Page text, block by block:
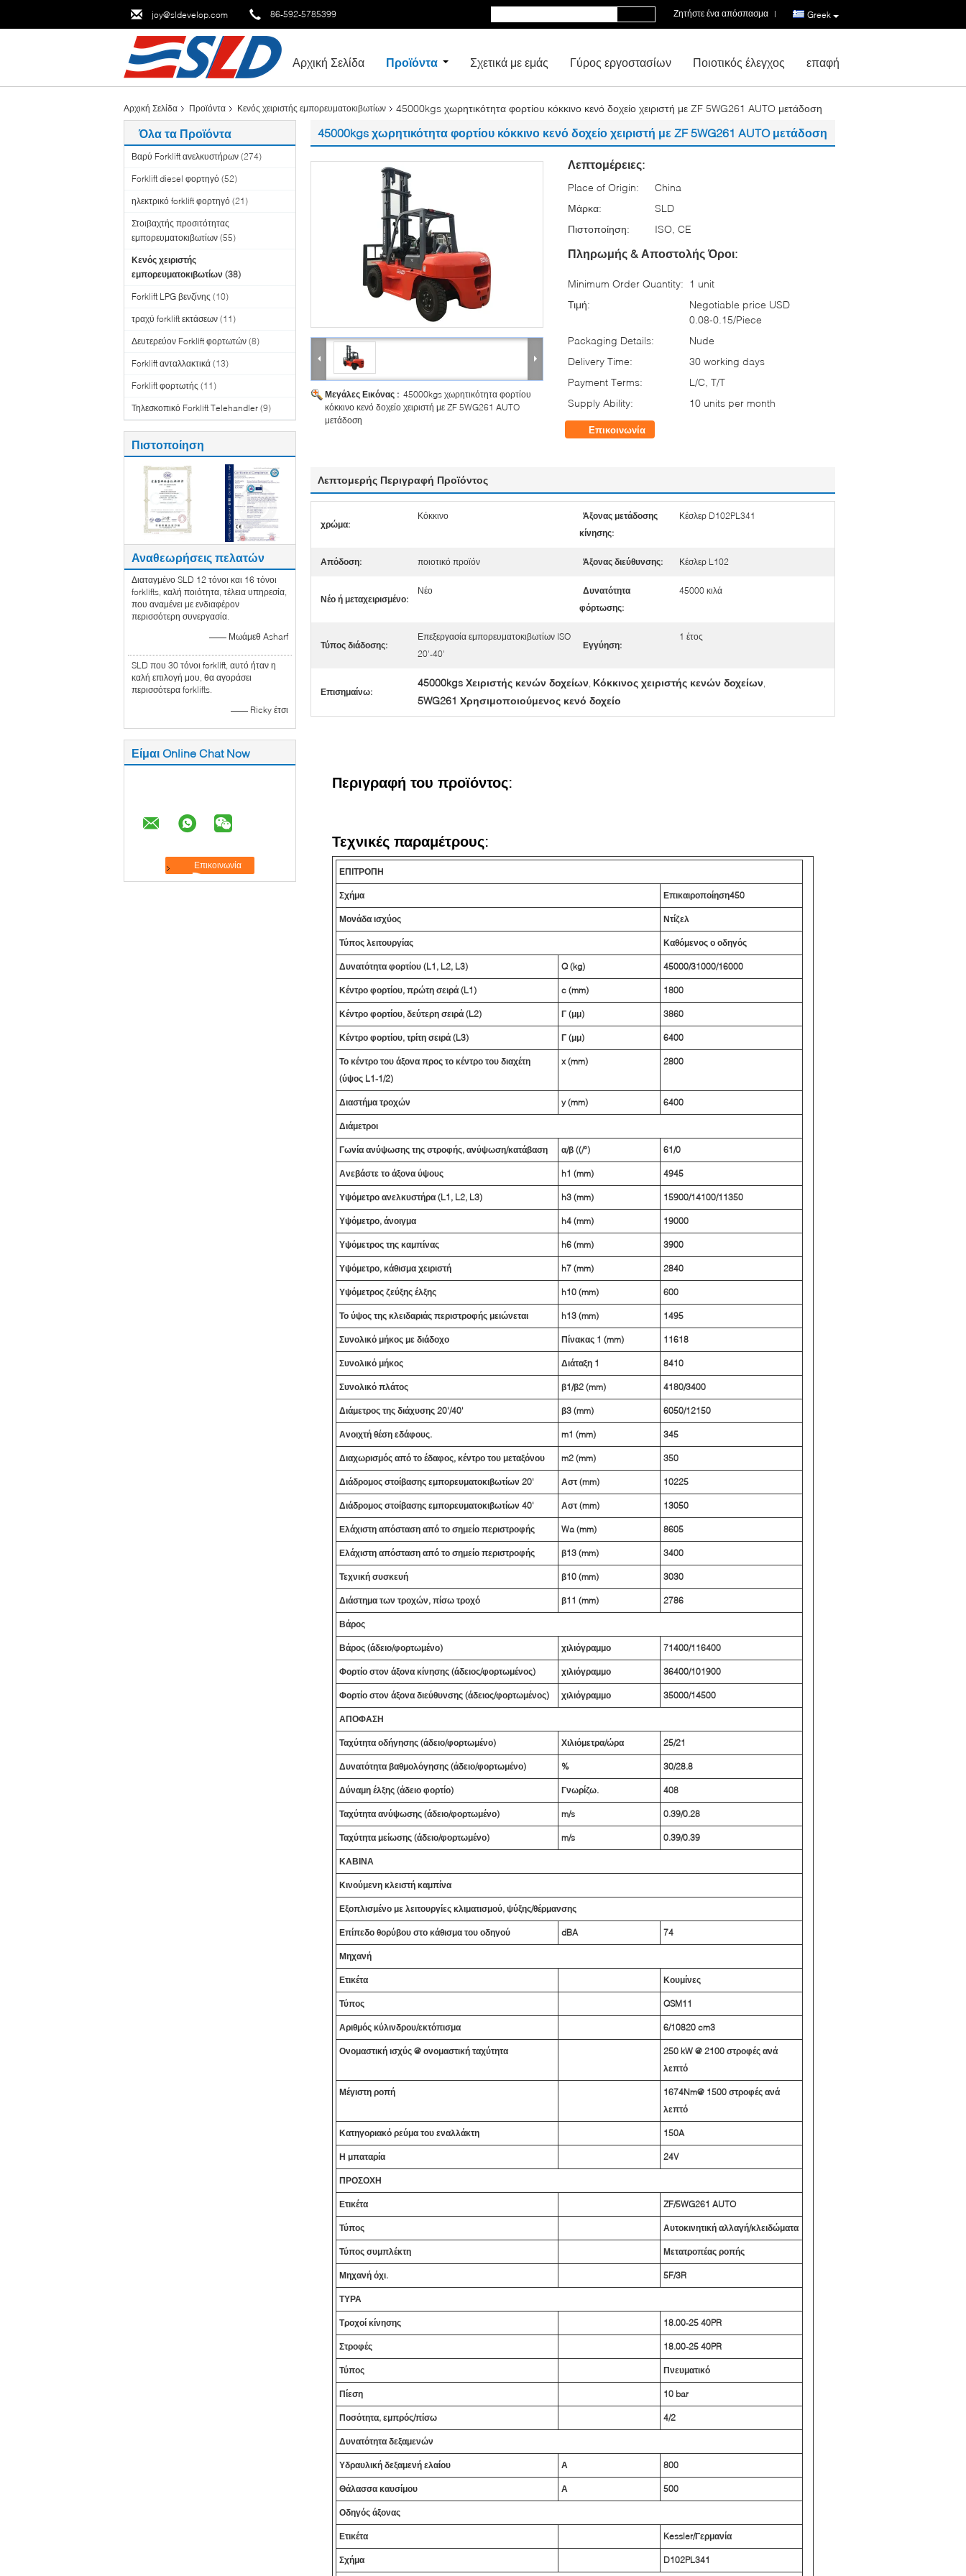
joy@sldevelop.com 86-592-5785399 Greek
Ζητήστε ένα απόσπασμα |
Αρχική Σελίδα Προϊόντα Σχετικά με εμάς Γύρος εργοστασίων Ποιοτικός έλεγχος επαφή
Αρχική Σελίδα Προϊόντα Κενός χειριστής εμπορευματοκιβωτίων 45000kgs χωρητικότητα φορτίου κόκκινο κενό δοχείο χειριστή με ZF 5WG261 AUTO μετάδοση
Όλα τα Προϊόντα
Βαρύ Forklift ανελκυστήρων (274)
Forklift diesel φορτηγό (52)
ηλεκτρικό forklift φορτηγό (21)
Στοιβαχτής προσιτότητας
εμπορευματοκιβωτίων (55)
Κενός χειριστής
εμπορευματοκιβωτίων (38)
Forklift LPG βενζίνης (10)
τραχύ forklift εκτάσεων (11)
Δευτερεύον Forklift φορτωτών (8)
Forklift ανταλλακτικά (13)
Forklift φορτωτής (11)
Τηλεσκοπικό Forklift Telehandler (9)
Πιστοποίηση
Αναθεωρήσεις πελατών
Διαταγμένο SLD 12 τόνοι και 16 τόνοι
forklifts, καλή ποιότητα, τέλεια υπηρεσία,
που αναμένει με ενδιαφέρον
περισσότερη συνεργασία.
—— Μωάμεθ Asharf
SLD που 30 τόνοι forklift, αυτό ήταν η
καλή επιλογή μου, θα αγοράσει
περισσότερα forklifts.
—— Ricky έτσι
Είμαι Online Chat Now
45000kgs χωρητικότητα φορτίου κόκκινο κενό δοχείο χειριστή με ZF 5WG261 AUTO μετάδοση
Μεγάλες Εικόνας : 45000kgs χωρητικότητα φορτίου
κόκκινο κενό δοχείο χειριστή με ZF 5WG261 AUTO
μετάδοση
Λεπτομέρειες:
Place of Origin:
China
Μάρκα:
SLD
Πιστοποίηση:
ISO, CE
Πληρωμής & Αποστολής Όροι:
Minimum Order Quantity: 1 unit
Τιμή:
Negotiable price USD
0.08-0.15/Piece
Packaging Details:
Nude
Delivery Time:
30 working days
Payment Terms:
L/C, T/T
Supply Ability:
10 units per month
Επικοινωνία
Λεπτομερής Περιγραφή Προϊόντος
χρώμα:
Κόκκινο
Άξονας μετάδοσης
κίνησης:
Κέσλερ D102PL341
Απόδοση: ποιοτικό προϊόν Άξονας διεύθυνσης: Κέσλερ L102
Νέο ή μεταχειρισμένο:
Νέο
Δυνατότητα
φόρτωσης:
45000 κιλά
Τύπος διάδοσης:
Επεξεργασία εμπορευματοκιβωτίων ISO
20'-40'
Εγγύηση:
1 έτος
Επισημαίνω:
45000kgs Χειριστής κενών δοχείων, Κόκκινος χειριστής κενών δοχείων,
5WG261 Χρησιμοποιούμενος κενό δοχείο
Περιγραφή του προϊόντος:
Τεχνικές παραμέτρους:
ΕΠΙΤΡΟΠΗ
Σχήμα Επικαιροποίηση450
Μονάδα ισχύος Ντίζελ
Τύπος λειτουργίας Καθόμενος ο οδηγός
Δυνατότητα φορτίου (L1, L2, L3) Q (kg) 45000/31000/16000
Κέντρο φορτίου, πρώτη σειρά (L1) c (mm) 1800
Κέντρο φορτίου, δεύτερη σειρά (L2) Γ (μμ) 3860
Κέντρο φορτίου, τρίτη σειρά (L3) Γ (μμ) 6400
Το κέντρο του άξονα προς το κέντρο του διαχέτη
(ύψος L1-1/2)
x (mm) 2800
Διαστήμα τροχών y (mm) 6400
Διάμετροι
Γωνία ανύψωσης της στροφής, ανύψωση/κατάβαση α/β ((/°) 61/0
Ανεβάστε το άξονα ύψους h1 (mm) 4945
Υψόμετρο ανελκυστήρα (L1, L2, L3) h3 (mm) 15900/14100/11350
Υψόμετρο, άνοιγμα h4 (mm) 19000
Υψόμετρος της καμπίνας h6 (mm) 3900
Υψόμετρο, κάθισμα χειριστή h7 (mm) 2840
Υψόμετρος ζεύξης έλξης h10 (mm) 600
Το ύψος της κλειδαριάς περιστροφής μειώνεται h13 (mm) 1495
Συνολικό μήκος με διάδοχο Πίνακας 1 (mm) 11618
Συνολικό μήκος Διάταξη 1 8410
Συνολικό πλάτος β1/β2 (mm) 4180/3400
Διάμετρος της διάχυσης 20'/40' β3 (mm) 6050/12150
Ανοιχτή θέση εδάφους. m1 (mm) 345
Διαχωρισμός από το έδαφος, κέντρο του μεταξόνου m2 (mm) 350
Διάδρομος στοίβασης εμπορευματοκιβωτίων 20' Αστ (mm) 10225
Διάδρομος στοίβασης εμπορευματοκιβωτίων 40' Αστ (mm) 13050
Ελάχιστη απόσταση από το σημείο περιστροφής Wa (mm) 8605
Ελάχιστη απόσταση από το σημείο περιστροφής β13 (mm) 3400
Τεχνική συσκευή β10 (mm) 3030
Διάστημα των τροχών, πίσω τροχό β11 (mm) 2786
Βάρος
Βάρος (άδειο/φορτωμένο) χιλιόγραμμο 71400/116400
Φορτίο στον άξονα κίνησης (άδειος/φορτωμένος) χιλιόγραμμο 36400/101900
Φορτίο στον άξονα διεύθυνσης (άδειος/φορτωμένος) χιλιόγραμμο 35000/14500
ΑΠΟΦΑΣΗ
Ταχύτητα οδήγησης (άδειο/φορτωμένο) Χιλιόμετρα/ώρα 25/21
Δυνατότητα βαθμολόγησης (άδειο/φορτωμένο) % 30/28.8
Δύναμη έλξης (άδειο φορτίο) Γνωρίζω. 408
Ταχύτητα ανύψωσης (άδειο/φορτωμένο) m/s 0.39/0.28
Ταχύτητα μείωσης (άδειο/φορτωμένο) m/s 0.39/0.39
ΚΑΒΙΝΑ
Κινούμενη κλειστή καμπίνα
Εξοπλισμένο με λειτουργίες κλιματισμού, ψύξης/θέρμανσης
Επίπεδο θορύβου στο κάθισμα του οδηγού dBA 74
Μηχανή
Ετικέτα Κουμίνες
Τύπος QSM11
Αριθμός κύλινδρου/εκτόπισμα 6/10820 cm3
Ονομαστική ισχύς @ ονομαστική ταχύτητα
250 kW @ 2100 στροφές ανά
λεπτό
Μέγιστη ροπή
1674Nm@ 1500 στροφές ανά
λεπτό
Κατηγοριακό ρεύμα του εναλλάκτη 150A
Η μπαταρία 24V
ΠΡΟΣΟΧΗ
Ετικέτα ZF/5WG261 AUTO
Τύπος Αυτοκινητική αλλαγή/κλειδώματα
Τύπος συμπλέκτη Μετατροπέας ροπής
Μηχανή όχι. 5F/3R
ΤΥΡΑ
Τροχοί κίνησης 18.00-25 40PR
Στροφές 18.00-25 40PR
Τύπος Πνευματικό
Πίεση 10 bar
Ποσότητα, εμπρός/πίσω 4/2
Δυνατότητα δεξαμενών
Υδραυλική δεξαμενή ελαίου Α 800
Θάλασσα καυσίμου Α 500
Οδηγός άξονας
Ετικέτα Kessler/Γερμανία
Σχήμα D102PL341